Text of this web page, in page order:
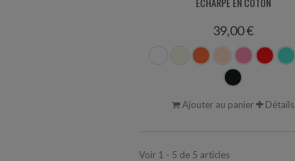
39,00 €
Ajouter au panier Détails
Voir 1 - 5 de 5 articles